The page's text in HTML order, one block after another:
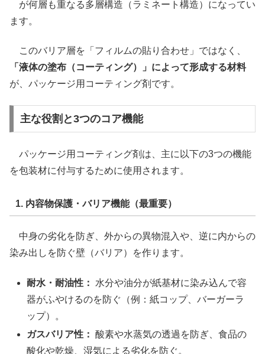
が何層も重なる多層構造（ラミネート構造）になってい
ます。
このバリア層を「フィルムの貼り合わせ」ではなく、
「液体の塗布（コーティング）」によって形成する材料
が、パッケージ用コーティング剤です。
主な役割と3つのコア機能
パッケージ用コーティング剤は、主に以下の3つの機能
を包装材に付与するために使用されます。
1. 内容物保護・バリア機能（最重要）
中身の劣化を防ぎ、外からの異物混入や、逆に内からの
染み出しを防ぐ壁（バリア）を作ります。
耐水・耐油性：
水分や油分が紙基材に染み込んで容
器がふやけるのを防ぐ（例：紙コップ、バーガーラ
ップ）。
ガスバリア性： 酸素や水蒸気の透過を防ぎ、食品の
酸化や乾燥、湿気による劣化を防ぐ。